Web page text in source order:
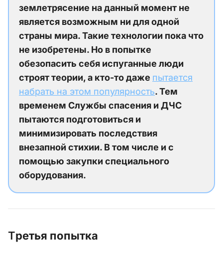
землетрясение на данный момент не
является возможным ни для одной
страны мира. Такие технологии пока что
не изобретены. Но в попытке
обезопасить себя испуганные люди
строят теории, а кто-то даже пытается
набрать на этом популярность. Тем
временем Службы спасения и ДЧС
пытаются подготовиться и
минимизировать последствия
внезапной стихии. В том числе и с
помощью закупки специального
оборудования.
Третья попытка